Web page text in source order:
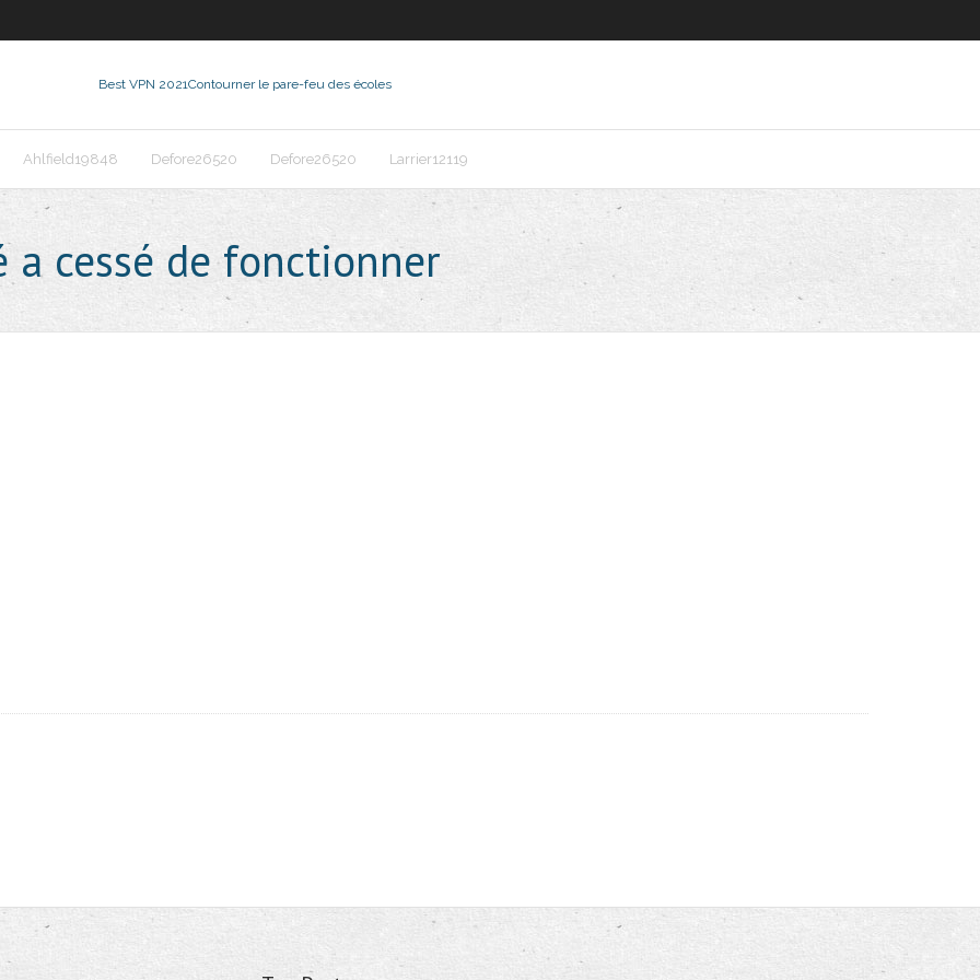
Best VPN 2021Contourner le pare-feu des écoles
Ahlfield19848 Defore26520 Defore26520 Larrier12119
cessé de fonctionner